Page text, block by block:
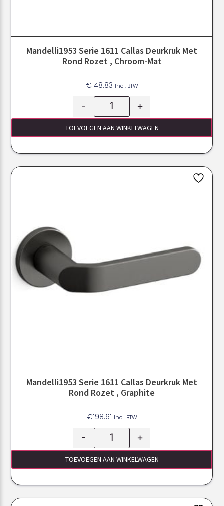
Mandelli1953 Serie 1611 Callas Deurkruk Met
Rond Rozet , Chroom-Mat
€148.83 Incl. BTW
- +
TOEVOEGEN AAN WINKELWAGEN
Mandelli1953 Serie 1611 Callas Deurkruk Met
Rond Rozet , Graphite
€198.61 Incl. BTW
- +
TOEVOEGEN AAN WINKELWAGEN